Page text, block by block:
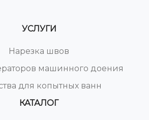
УСЛУГИ
Нарезка швов
машинного доения
для копытных ванн
КАТАЛОГ